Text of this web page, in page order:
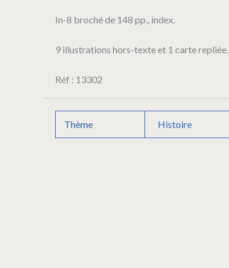
(1812).
In-8 broché de 148 pp., index.
9 illustrations hors-texte et 1 carte repliée.
Réf : 13302
Thème Histoire